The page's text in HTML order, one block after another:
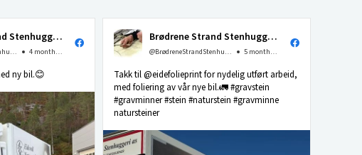
Brødrene Strand Stenhuggeri as
@BrødreneStrandStenhuggerias 4 months ago
ny bil.😊
Brødrene Strand Stenhuggeri as
@BrødreneStrandStenhuggerias 5 months ago
Takk til @eidefolieprint for nydelig utført arbeid,
med foliering av vår nye bil.🚛 #gravstein
#gravminner #stein #naturstein #gravminne
natursteiner